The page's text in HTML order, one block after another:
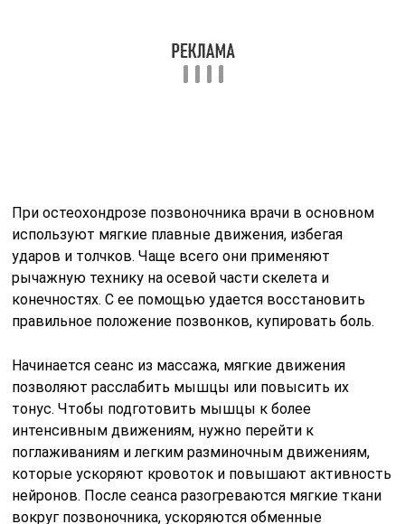
При остеохондрозе позвоночника врачи в основном
используют мягкие плавные движения, избегая
ударов и толчков. Чаще всего они применяют
рычажную технику на осевой части скелета и
конечностях. С ее помощью удается восстановить
правильное положение позвонков, купировать боль.
Начинается сеанс из массажа, мягкие движения
позволяют расслабить мышцы или повысить их
тонус. Чтобы подготовить мышцы к более
интенсивным движениям, нужно перейти к
поглаживаниям и легким разминочным движениям,
которые ускоряют кровоток и повышают активность
нейронов. После сеанса разогреваются мягкие ткани
вокруг позвоночника, ускоряются обменные